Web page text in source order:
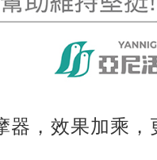
器，效果加乘，